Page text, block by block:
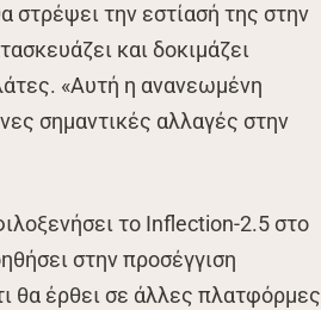
στρέψει την εστίασή της στην
και δοκιμάζει
«Αυτή η ανανεωμένη
σημαντικές αλλαγές στην
το Inflection-2.5 στο
στην προσέγγιση
θα έρθει σε άλλες πλατφόρμες